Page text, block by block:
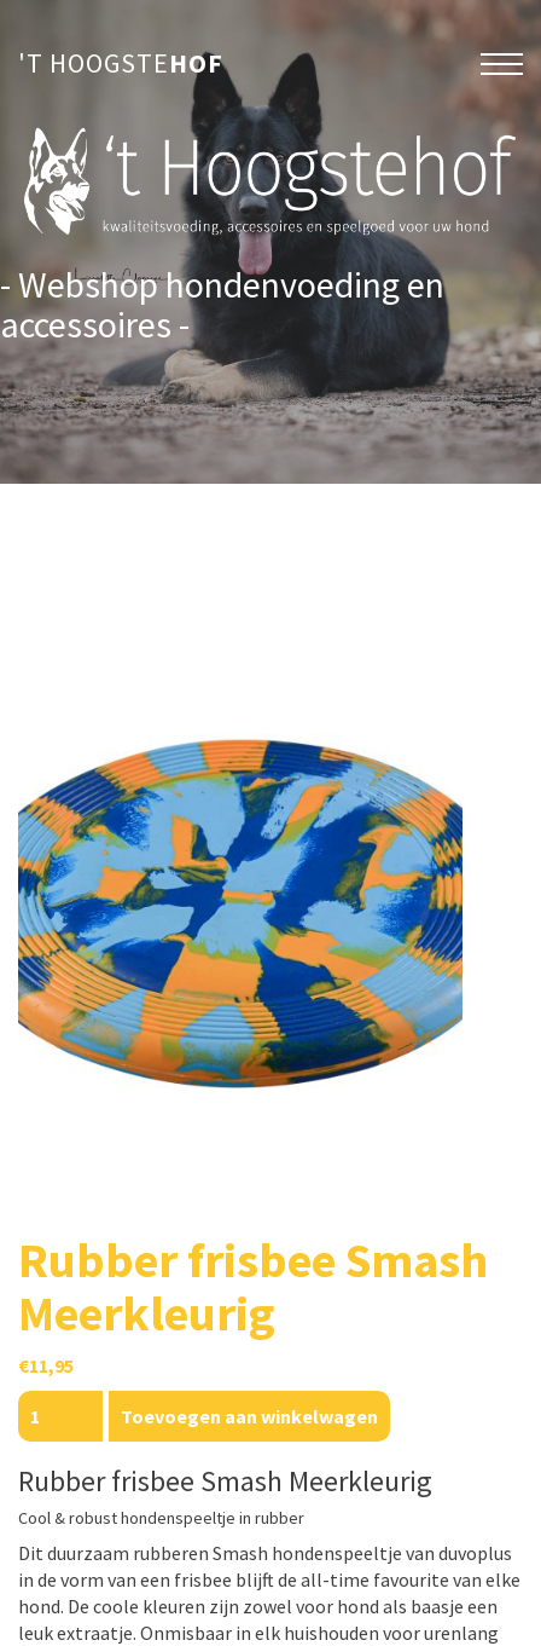
'T HOOGSTEHOF
- Webshop hondenvoeding en
accessoires -
Rubber frisbee Smash
Meerkleurig
€11,95
Rubber
frisbee
Meerkleurig
aantal
Toevoegen aan winkelwagen
Rubber frisbee Smash Meerkleurig
Cool & robust hondenspeeltje in rubber
Dit duurzaam rubberen Smash hondenspeeltje van duvoplus
in de vorm van een frisbee blijft de all-time favourite van elke
hond. De coole kleuren zijn zowel voor hond als baasje een
leuk extraatje. Onmisbaar in elk huishouden voor urenlang